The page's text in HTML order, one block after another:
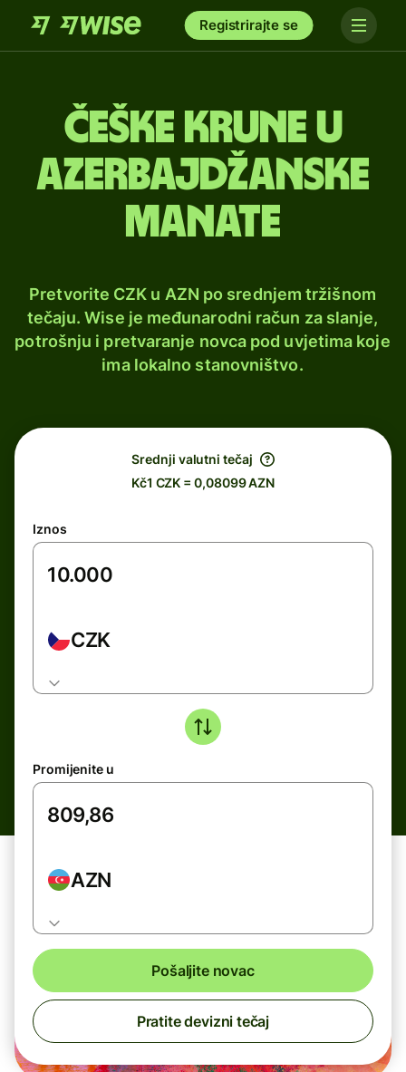
Registrirajte se
Češke krune u
azerbajdžanske
manate
Pretvorite CZK u AZN po srednjem tržišnom
tečaju. Wise je međunarodni račun za slanje,
potrošnju i pretvaranje novca pod uvjetima koje
ima lokalno stanovništvo.
Srednji valutni tečaj
Kč1 CZK = 0,08099 AZN
Iznos
CZK
Promijenite u
AZN
Pošaljite novac
Pratite devizni tečaj